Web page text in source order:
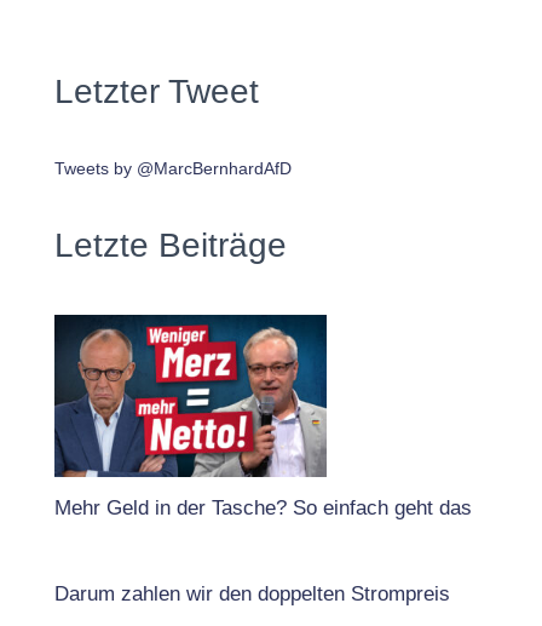
Letzter Tweet
Tweets by @MarcBernhardAfD
Letzte Beiträge
Mehr Geld in der Tasche? So einfach geht das
Darum zahlen wir den doppelten Strompreis